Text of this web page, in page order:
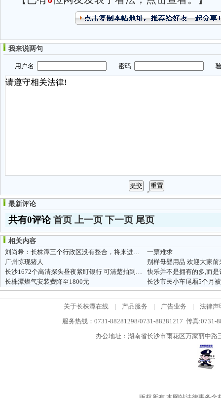
我来说两句
用户名 密码 验
最新评论
共有0评论首页 上一页 下一页 尾页
相关内容
刘尚希：长株潭三个行政区没有整合，将来进一步的发展是难上加难
一票难求
广州惊现猪人
别样母婴用品 欢迎大家
长沙1672个高清探头昼夜紧盯银行 可清楚拍到人脸
快乐并不是拥有的多,而是
长株潭燃气安装费降至1800元
关于长株潭在线 | 产品服务 | 广告业务 |
法律声
服务热线：0731-88281298/0731-88281217 传真:0731-
办公地址：湖南省长沙市雨花区万家丽中